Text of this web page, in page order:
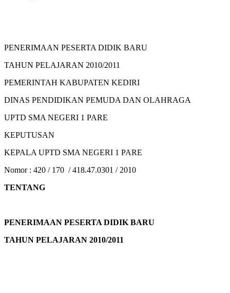
PENERIMAAN PESERTA DIDIK BARU
TAHUN PELAJARAN 2010/2011
PEMERINTAH KABUPATEN KEDIRI
DINAS PENDIDIKAN PEMUDA DAN OLAHRAGA
UPTD SMA NEGERI 1 PARE
KEPUTUSAN
KEPALA UPTD SMA NEGERI 1 PARE
Nomor : 420 / 170 / 418.47.0301 / 2010
TENTANG
PENERIMAAN PESERTA DIDIK BARU
TAHUN PELAJARAN 2010/2011